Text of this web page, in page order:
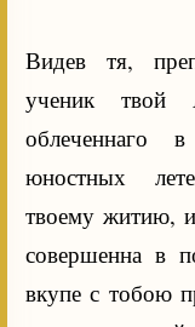
Видев тя,
ученик твой
юностных
твоему житию,
совершенна в
вкупе с тобою